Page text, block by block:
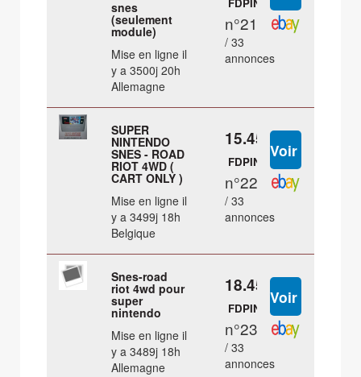
snes
(seulement
module)
Mise en ligne il
y a 3500j 20h
Allemagne
n°21
/ 33
annonces
SUPER
NINTENDO
SNES - ROAD
RIOT 4WD (
CART ONLY )
Mise en ligne il
y a 3499j 18h
Belgique
15.45 €
FDPIN
n°22
/ 33
annonces
Snes-road
riot 4wd pour
super
nintendo
Mise en ligne il
y a 3489j 18h
Allemagne
18.45 €
FDPIN
n°23
/ 33
annonces